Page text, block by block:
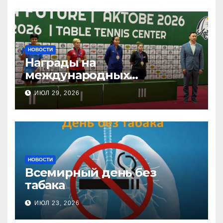
НОВОСТИ
Награды на
международных
соревнованиях
настольного тенниса ПОДА
ИЮЛ 29, 2026
НОВОСТИ
Всемирный день без
табака
ИЮЛ 23, 2026